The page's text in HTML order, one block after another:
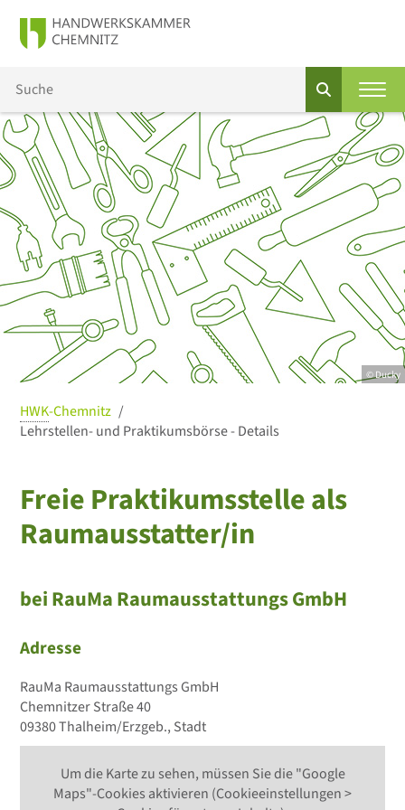
© Ducky
HWK-Chemnitz
Lehrstellen- und Praktikumsbörse - Details
Freie Praktikumsstelle als
Raumausstatter/in
bei RauMa Raumausstattungs GmbH
Adresse
RauMa Raumausstattungs GmbH
Chemnitzer Straße 40
09380 Thalheim/Erzgeb., Stadt
Um die Karte zu sehen, müssen Sie die "Google
Maps"-Cookies aktivieren (Cookieeinstellungen >